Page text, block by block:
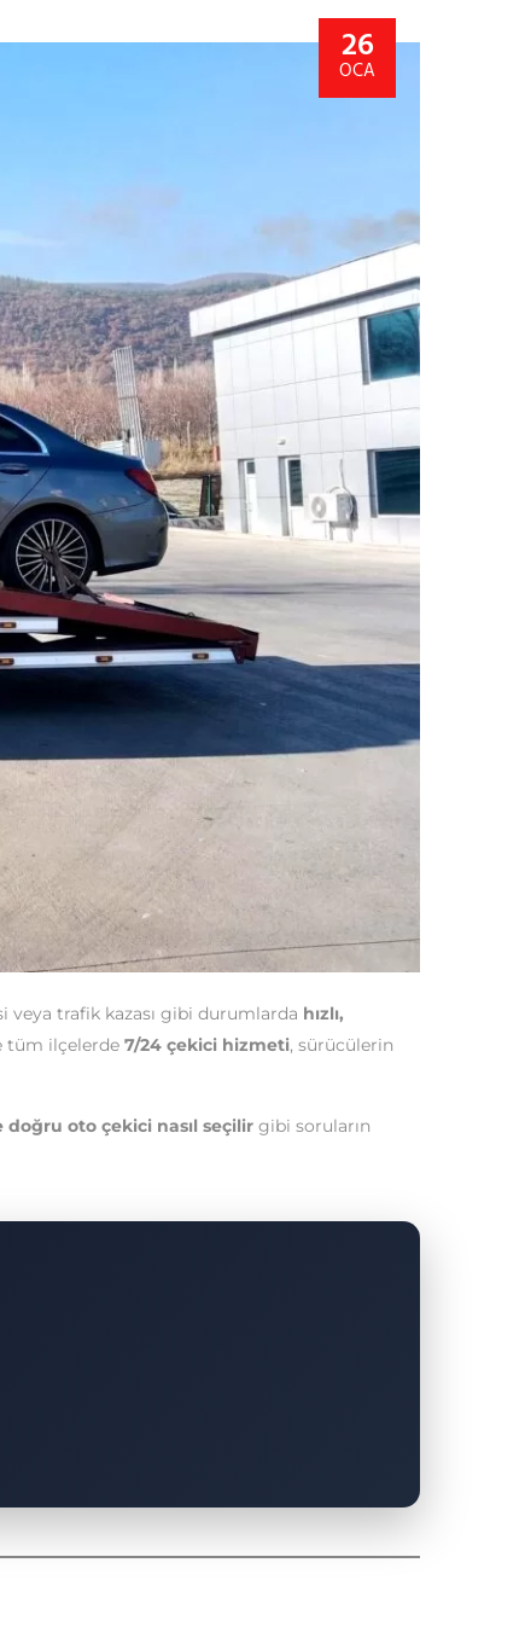
26
OCA
veya trafik kazası gibi durumlarda hızlı,
tüm ilçelerde 7/24 çekici hizmeti, sürücülerin
oto çekici nasıl seçilir gibi soruların